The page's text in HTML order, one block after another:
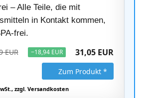
– Alle Teile, die mit
in Kontakt kommen,
frei.
EUR −18,94 EUR 31,05 EUR
Zum Produkt *
zzgl. Versandkosten